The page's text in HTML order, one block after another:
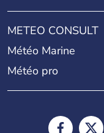
METEO CONSULT
Météo Marine
Météo pro